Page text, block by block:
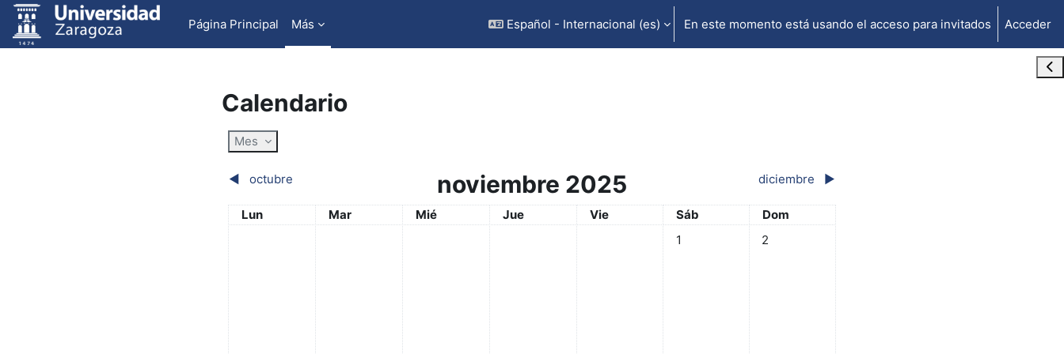
Salta al contenido principal
Página Principal
Más Español - Internacional ‎(es)‎ En este momento está usando el acceso para invitados Acceder
Calendario
Mes
◀︎ octubre noviembre 2025 diciembre ▶︎
Lunes
Lun Martes
Mar Miércoles
Mié Jueves
Jue Viernes
Vie Sábado
Sáb Domingo
Dom
Sin eventos, sábado, 1 noviembre
1 Sin eventos, domingo, 2 noviembre
2